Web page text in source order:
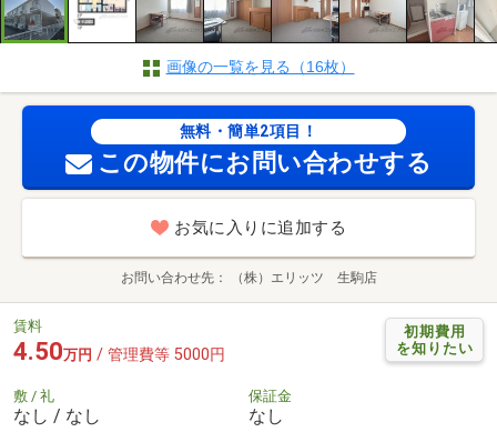
画像の一覧を見る（16枚）
無料・簡単2項目！
この物件にお問い合わせする
お気に入りに追加する
お問い合わせ先 （株）エリッツ 生駒店
初期費用
を知りたい
賃料
4.50万円 / 管理費等 5000円
敷 / 礼
なし / なし
保証金
なし